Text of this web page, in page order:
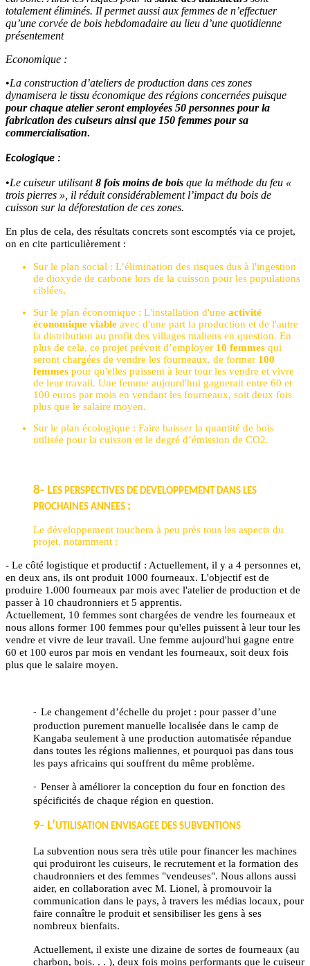
totalement éliminés. Il permet aussi aux femmes de n’effectuer
qu’une corvée de bois hebdomadaire au lieu d’une quotidienne
présentement
Economique :
•La construction d’ateliers de production dans ces zones
dynamisera le tissu économique des régions concernées puisque
pour chaque atelier seront employées 50 personnes pour la
fabrication des cuiseurs ainsi que 150 femmes pour sa
commercialisation.
Ecologique :
•Le cuiseur utilisant8 fois moins de bois que la méthode du feu «
trois pierres », il réduit considérablement l’impact du bois de
cuisson sur la déforestation de ces zones.
En plus de cela, des résultats concrets sont escomptés via ce projet,
on en cite particulièrement :
Sur le plan social : L’élimination des risques dus à l'ingestion
de dioxyde de carbone lors de la cuisson pour les populations
ciblées,
Sur le plan économique : L'installation d'une activité
économique viable avec d'une part la production et de l'autre
la distribution au profit des villages maliens en question. En
plus de cela, ce projet prévoit d’employer 10 femmes qui
seront chargées de vendre les fourneaux, de former 100
femmes pour qu'elles puissent à leur tour les vendre et vivre
de leur travail. Une femme aujourd'hui gagnerait entre 60 et
100 euros par mois en vendant les fourneaux, soit deux fois
plus que le salaire moyen.
Sur le plan écologique : Faire baisser la quantité de bois
utilisée pour la cuisson et le degré d’émission de CO2.
8- LES PERSPECTIVES DE DEVELOPPEMENT DANS LES
PROCHAINES ANNEES :
Le développement touchera à peu près tous les aspects du
projet, notamment :
- Le côté logistique et productif : Actuellement, il y a 4 personnes et,
en deux ans, ils ont produit 1000 fourneaux. L'objectif est de
produire 1.000 fourneaux par mois avec l'atelier de production et de
passer à 10 chaudronniers et 5 apprentis.
Actuellement, 10 femmes sont chargées de vendre les fourneaux et
nous allons former 100 femmes pour qu'elles puissent à leur tour les
vendre et vivre de leur travail. Une femme aujourd'hui gagne entre
60 et 100 euros par mois en vendant les fourneaux, soit deux fois
plus que le salaire moyen.
- Le changement d’échelle du projet : pour passer d’une
production purement manuelle localisée dans le camp de
Kangaba seulement à une production automatisée répandue
dans toutes les régions maliennes, et pourquoi pas dans tous
les pays africains qui souffrent du même problème.
- Penser à améliorer la conception du four en fonction des
spécificités de chaque région en question.
9- L’UTILISATION ENVISAGEE DES SUBVENTIONS
La subvention nous sera très utile pour financer les machines
qui produiront les cuiseurs, le recrutement et la formation des
chaudronniers et des femmes "vendeuses". Nous allons aussi
aider, en collaboration avec M. Lionel, à promouvoir la
communication dans le pays, à travers les médias locaux, pour
faire connaître le produit et sensibiliser les gens à ses
nombreux bienfaits.
Actuellement, il existe une dizaine de sortes de fourneaux (au
charbon, bois. . . ), deux fois moins performants que le cuiseur